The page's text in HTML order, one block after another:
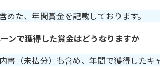
めた、年間賞金を記載しております。
ンで獲得した賞金はどうなりますか
書（未払分）も含め、年間で獲得したキ